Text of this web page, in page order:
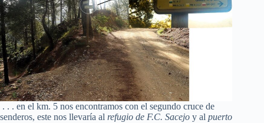
. . . en el km. 5 nos encontramos con el segundo cruce de
senderos, este nos llevaría al refugio de F.C. Sacejo y al puerto